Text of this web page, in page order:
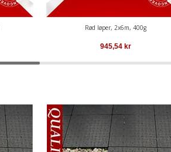
Rød løper, 2x6m, 400g
945,54kr